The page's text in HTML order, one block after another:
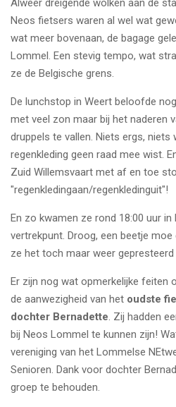
Alweer dreigende wolken aan de
Neos fietsers waren al wel wat
wat meer bovenaan, de bagage
Lommel. Een stevig tempo, wat
ze de Belgische grens.
De lunchstop in Weert beloofde
met veel zon maar bij het naderen
druppels te vallen. Niets ergs, niets
regenkleding geen raad mee wist.
Zuid Willemsvaart met af en toe
"regenkledingaan/regenkledinguit"!
En zo kwamen ze rond 18:00 uur
vertrekpunt. Droog, een beetje
ze het toch maar weer gepresteerd
Er zijn nog wat opmerkelijke feiten
de aanwezigheid van het oudste
dochter Bernadette. Zij hadden
bij Neos Lommel te kunnen zijn!
vereniging van het Lommelse
Senioren. Dank voor dochter
groep te behouden.